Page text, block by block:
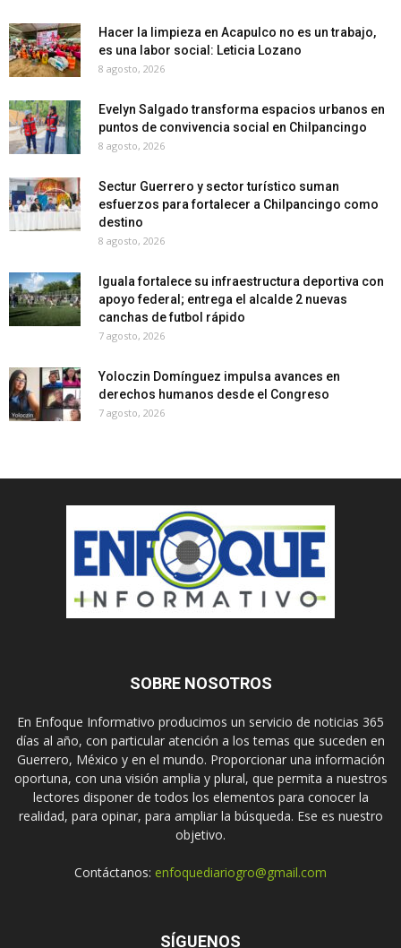
Hacer la limpieza en Acapulco no es un trabajo,
es una labor social: Leticia Lozano
8 agosto, 2026
Evelyn Salgado transforma espacios urbanos en
puntos de convivencia social en Chilpancingo
8 agosto, 2026
Sectur Guerrero y sector turístico suman
esfuerzos para fortalecer a Chilpancingo como
destino
8 agosto, 2026
Iguala fortalece su infraestructura deportiva con
apoyo federal; entrega el alcalde 2 nuevas
canchas de futbol rápido
7 agosto, 2026
Yoloczin Domínguez impulsa avances en
derechos humanos desde el Congreso
7 agosto, 2026
SOBRE NOSOTROS
En Enfoque Informativo producimos un servicio de noticias 365
días al año, con particular atención a los temas que suceden en
Guerrero, México y en el mundo. Proporcionar una información
oportuna, con una visión amplia y plural, que permita a nuestros
lectores disponer de todos los elementos para conocer la
realidad, para opinar, para ampliar la búsqueda. Ese es nuestro
objetivo.
Contáctanos: enfoquediariogro@gmail.com
SÍGUENOS